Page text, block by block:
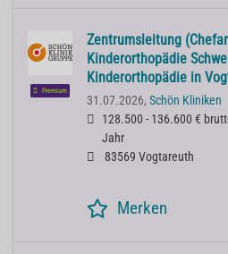
Premium
Zentrumsleitung
Kinderorthopädie
Kinderorthopädie in
31.07.2026, Schön Kliniken
128.500 - 136.600 €
Jahr
83569 Vogtareuth
Merken